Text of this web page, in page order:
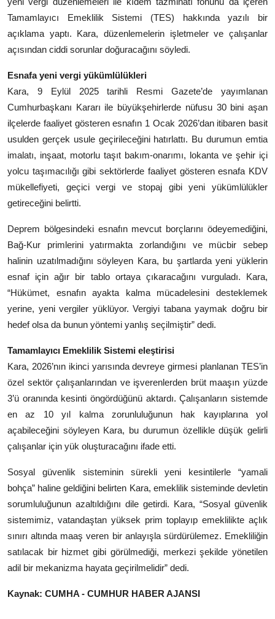
Tamamlayıcı Emeklilik Sistemi (TES) hakkında yazılı bir
açıklama yaptı. Kara, düzenlemelerin işletmeler ve çalışanlar
açısından ciddi sorunlar doğuracağını söyledi.
Esnafa yeni vergi yükümlülükleri
Kara, 9 Eylül 2025 tarihli Resmi Gazete’de yayımlanan
Cumhurbaşkanı Kararı ile büyükşehirlerde nüfusu 30 bini aşan
ilçelerde faaliyet gösteren esnafın 1 Ocak 2026’dan itibaren basit
usulden gerçek usule geçirileceğini hatırlattı. Bu durumun emtia
imalatı, inşaat, motorlu taşıt bakım-onarımı, lokanta ve şehir içi
yolcu taşımacılığı gibi sektörlerde faaliyet gösteren esnafa KDV
mükellefiyeti, geçici vergi ve stopaj gibi yeni yükümlülükler
getireceğini belirtti.
Deprem bölgesindeki esnafın mevcut borçlarını ödeyemediğini,
Bağ-Kur primlerini yatırmakta zorlandığını ve mücbir sebep
halinin uzatılmadığını söyleyen Kara, bu şartlarda yeni yüklerin
esnaf için ağır bir tablo ortaya çıkaracağını vurguladı. Kara,
“Hükümet, esnafın ayakta kalma mücadelesini desteklemek
yerine, yeni vergiler yüklüyor. Vergiyi tabana yaymak doğru bir
hedef olsa da bunun yöntemi yanlış seçilmiştir” dedi.
Tamamlayıcı Emeklilik Sistemi eleştirisi
Kara, 2026’nın ikinci yarısında devreye girmesi planlanan TES’in
özel sektör çalışanlarından ve işverenlerden brüt maaşın yüzde
3’ü oranında kesinti öngördüğünü aktardı. Çalışanların sistemde
en az 10 yıl kalma zorunluluğunun hak kayıplarına yol
açabileceğini söyleyen Kara, bu durumun özellikle düşük gelirli
çalışanlar için yük oluşturacağını ifade etti.
Sosyal güvenlik sisteminin sürekli yeni kesintilerle “yamali
bohça” haline geldiğini belirten Kara, emeklilik sisteminde devletin
sorumluluğunun azaltıldığını dile getirdi. Kara, “Sosyal güvenlik
sistemimiz, vatandaştan yüksek prim toplayıp emeklilikte açlık
sınırı altında maaş veren bir anlayışla sürdürülemez. Emekliliğin
satılacak bir hizmet gibi görülmediği, merkezi şekilde yönetilen
adil bir mekanizma hayata geçirilmelidir” dedi.
Kaynak: CUMHA - CUMHUR HABER AJANSI